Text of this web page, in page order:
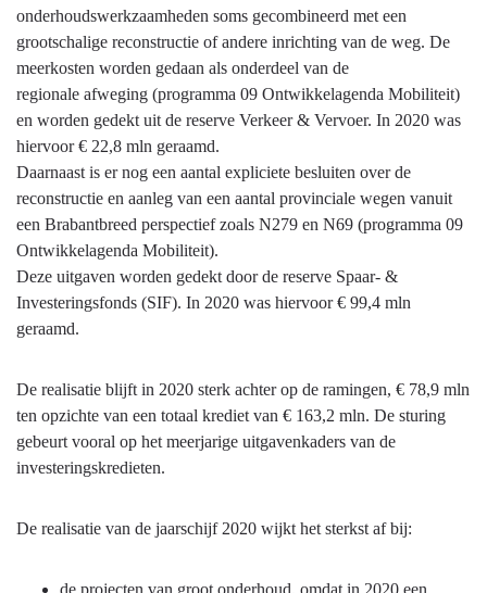
onderhoudswerkzaamheden soms gecombineerd met een
grootschalige reconstructie of andere inrichting van de weg. De
meerkosten worden gedaan als onderdeel van de
regionale afweging (programma 09 Ontwikkelagenda Mobiliteit)
en worden gedekt uit de reserve Verkeer & Vervoer. In 2020 was
hiervoor € 22,8 mln geraamd.
Daarnaast is er nog een aantal expliciete besluiten over de
reconstructie en aanleg van een aantal provinciale wegen vanuit
een Brabantbreed perspectief zoals N279 en N69 (programma 09
Ontwikkelagenda Mobiliteit).
Deze uitgaven worden gedekt door de reserve Spaar- &
Investeringsfonds (SIF). In 2020 was hiervoor € 99,4 mln
geraamd.
De realisatie blijft in 2020 sterk achter op de ramingen, € 78,9 mln
ten opzichte van een totaal krediet van € 163,2 mln. De sturing
gebeurt vooral op het meerjarige uitgavenkaders van de
investeringskredieten.
De realisatie van de jaarschijf 2020 wijkt het sterkst af bij:
de projecten van groot onderhoud, omdat in 2020 een